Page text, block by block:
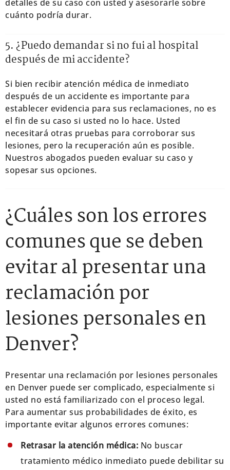
detalles de su caso con usted y asesorarle sobre
cuánto podría durar.
5. ¿Puedo demandar si no fui al hospital
después de mi accidente?
Si bien recibir atención médica de inmediato
después de un accidente es importante para
establecer evidencia para sus reclamaciones, no es
el fin de su caso si usted no lo hace. Usted
necesitará otras pruebas para corroborar sus
lesiones, pero la recuperación aún es posible.
Nuestros abogados pueden evaluar su caso y
sopesar sus opciones.
¿Cuáles son los errores
comunes que se deben
evitar al presentar una
reclamación por
lesiones personales en
Denver?
Presentar una reclamación por lesiones personales
en Denver puede ser complicado, especialmente si
usted no está familiarizado con el proceso legal.
Para aumentar sus probabilidades de éxito, es
importante evitar algunos errores comunes:
Retrasar la atención médica: No buscar
tratamiento médico inmediato puede debilitar su